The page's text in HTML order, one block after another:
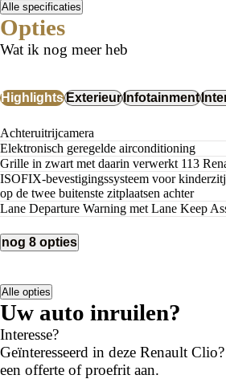
Alle specificaties
Opties
Wat ik nog meer heb
HighlightsExterieurInfotainment
Achteruitrijcamera
Elektronisch geregelde airconditioning
Grille in zwart met daarin verwerkt 113
ISOFIX-bevestigingssysteem voor kinderzitjes op passagiersstoel en
op de twee buitenste zitplaatsen achter
Lane Departure Warning met Lane Keep
nog 8 opties
Alle opties
Uw auto inruilen?
Interesse?
Geïnteresseerd in deze Renault
een offerte of proefrit aan.